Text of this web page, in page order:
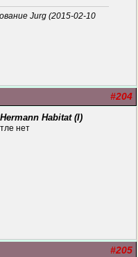
Jurg (2015-02-10
#204
Habitat (I)
нет
#205